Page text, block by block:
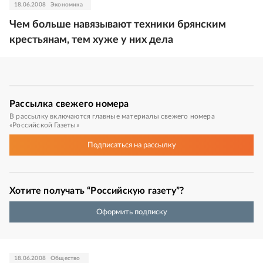
18.06.2008 Экономика
Чем больше навязывают техники брянским
крестьянам, тем хуже у них дела
Рассылка свежего номера
В рассылку включаются главные материалы свежего номера
«Российской Газеты»
Подписатьсяна рассылку
Хотите получать “Российскую газету”?
Оформить подписку
18.06.2008 Общество